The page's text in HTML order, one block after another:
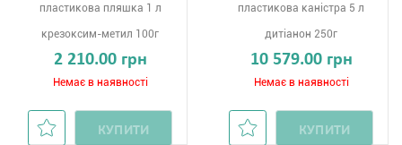
пластикова пляшка 1 л
крезоксим-метил 100г
2 210.00 грн
Немає в наявності
КУПИТИ
пластикова каністра 5 л
дитіанон 250г
10 579.00 грн
Немає в наявності
КУПИТИ